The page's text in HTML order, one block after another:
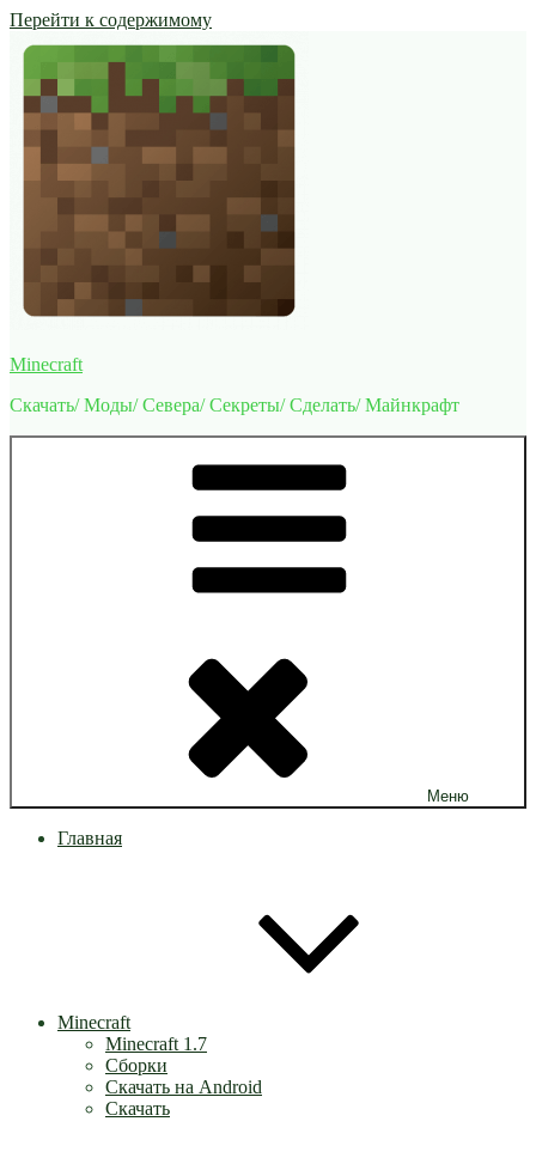
Перейти к содержимому
Minecraft
Скачать/ Моды/ Севера/ Секреты/ Сделать/ Майнкрафт
Меню
Главная
Minecraft
Minecraft 1.7
Сборки
Скачать на Android
Скачать